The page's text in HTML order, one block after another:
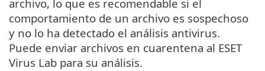
archivo, lo que es recomendable si el
comportamiento de un archivo es sospechoso
y no lo ha detectado el análisis antivirus.
Puede enviar archivos en cuarentena al ESET
Virus Lab para su análisis.